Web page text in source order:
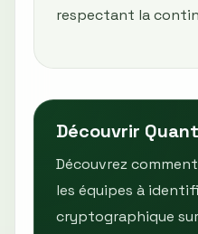
respectant la
Découvrir
Découvrez
les équipes à
cryptographique